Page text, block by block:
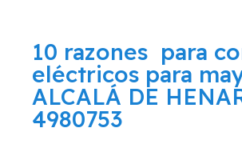
10 razones para
eléctricos para
ALCALÁ DE
4980753